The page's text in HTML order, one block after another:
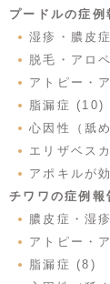
プードルの症
湿疹・膿皮
脱毛・アロ
アトピー・
脂漏症 (10)
心因性（舐
エリザベス
アポキルが
チワワの症例
膿皮症・湿
アトピー・
脂漏症 (8)